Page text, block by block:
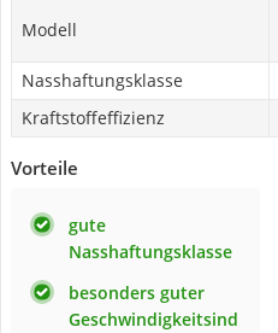
Modell
Nasshaftungsklasse
Kraftstoffeffizienz
Vorteile
gute
Nasshaftungsklasse
besonders guter
Geschwindigkeitsind